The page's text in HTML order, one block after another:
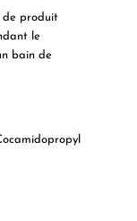
produit
le
bain de